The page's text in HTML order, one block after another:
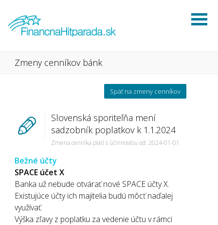
Zmeny cenníkov bánk
Späť na zmeny cenníkov
Slovenská sporiteľňa mení
sadzobník poplatkov k 1.1.2024
Zmena cenníka platí s účinnosťou od: 2024-01-01
Bežné účty
SPACE účet X
Banka už nebude otvárať nové SPACE účty X.
Existujúce účty ich majitelia budú môcť naďalej
využívať.
Výška zľavy z poplatku za vedenie účtu v rámci